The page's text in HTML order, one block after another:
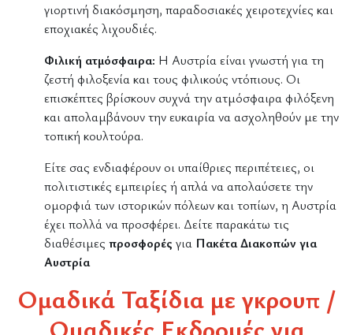
γιορτινή διακόσμηση, παραδοσιακές χειροτεχνίες και
εποχιακές λιχουδιές.
Φιλική ατμόσφαιρα: Η Αυστρία είναι γνωστή για τη
ζεστή φιλοξενία και τους φιλικούς ντόπιους. Οι
επισκέπτες βρίσκουν συχνά την ατμόσφαιρα φιλόξενη
και απολαμβάνουν την ευκαιρία να ασχοληθούν με την
τοπική κουλτούρα.
Είτε σας ενδιαφέρουν οι υπαίθριες περιπέτειες, οι
πολιτιστικές εμπειρίες ή απλά να απολαύσετε την
ομορφιά των ιστορικών πόλεων και τοπίων, η Αυστρία
έχει πολλά να προσφέρει. Δείτε παρακάτω τις
διαθέσιμες προσφορές για Πακέτα Διακοπών για
Αυστρία
Ομαδικά Ταξίδια με γκρουπ /